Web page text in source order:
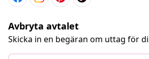
Avbryta avtalet
Skicka in en begäran om uttag för